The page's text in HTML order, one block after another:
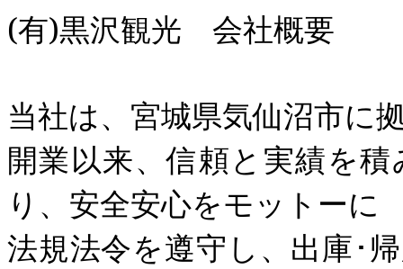
(有)黒沢観光 会社概要
当社は、宮城県気仙沼市に
開業以来、信頼と実績を
り、安全安心をモットーに
法規法令を遵守し、出庫･